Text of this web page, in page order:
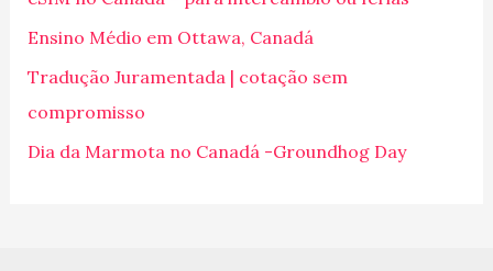
a
r
p
o
r
Ensino Médio em Ottawa, Canadá
Tradução Juramentada | cotação sem
compromisso
Dia da Marmota no Canadá -Groundhog Day